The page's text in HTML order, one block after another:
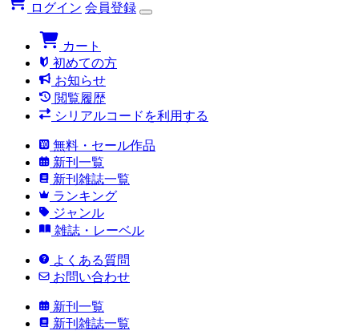
ログイン 会員登録
カート
初めての方
お知らせ
閲覧履歴
シリアルコードを利用する
無料・セール作品
新刊一覧
新刊雑誌一覧
ランキング
ジャンル
雑誌・レーベル
よくある質問
お問い合わせ
新刊一覧
新刊雑誌一覧